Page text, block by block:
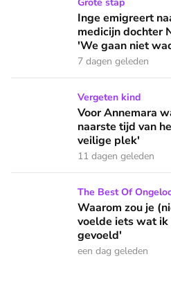
Inge emigreert
medicijn dochter
'We gaan niet
7 dagen geleden
Voor Annemara was de
Vergeten kind
Voor Annemara
naarste tijd van
veilige plek'
11 dagen geleden
Waarom zou je (niet) in God
The Best Of
Waarom zou je
voelde iets wat
gevoeld'
een dag geleden